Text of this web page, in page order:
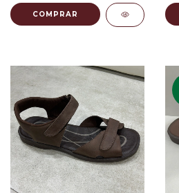
COMPRAR